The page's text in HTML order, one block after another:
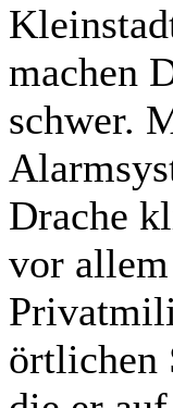
machen
schwer.
Drache
vor
örtlichen